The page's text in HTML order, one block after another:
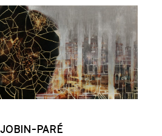
PARÉ